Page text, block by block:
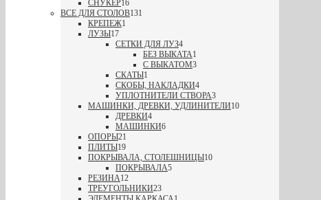
СНУКЕР16
ВСЕ ДЛЯ СТОЛОВ131
КРЕПЕЖ1
ЛУЗЫ17
СЕТКИ ДЛЯ ЛУЗ4
БЕЗ ВЫКАТА1
С ВЫКАТОМ3
СКАТЫ1
СКОБЫ, НАКЛАДКИ4
УПЛОТНИТЕЛИ СТВОРА3
МАШИНКИ, ДРЕВКИ, УДЛИНИТЕЛИ10
ДРЕВКИ4
МАШИНКИ6
ОПОРЫ21
ПЛИТЫ19
ПОКРЫВАЛА, СТОЛЕШНИЦЫ10
ПОКРЫВАЛА5
РЕЗИНА12
ТРЕУГОЛЬНИКИ23